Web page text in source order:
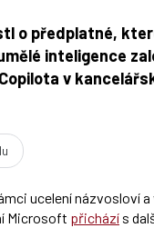
o předplatné,
inteligence
v
ucelení názvosloví
Microsoft přichází s